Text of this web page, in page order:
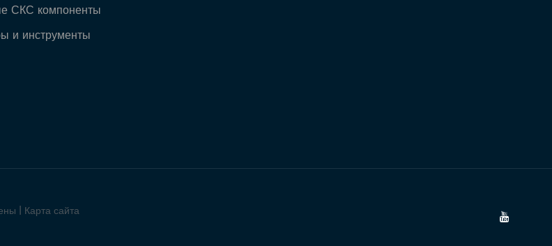
СКС компоненты
и инструменты
| Карта сайта